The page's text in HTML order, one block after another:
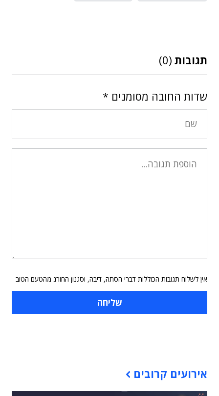
תגובות (0)
שדות החובה מסומנים *
אין לשלוח תגובות הכוללות דברי הסתה, דיבה, וסגנון החורג מהטעם הטוב
אירועים קרובים